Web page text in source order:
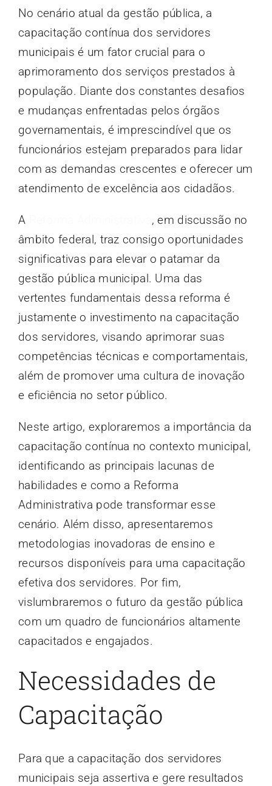
No cenário atual da gestão pública, a
capacitação contínua dos servidores
municipais é um fator crucial para o
aprimoramento dos serviços prestados à
população. Diante dos constantes desafios
e mudanças enfrentadas pelos órgãos
governamentais, é imprescindível que os
funcionários estejam preparados para lidar
com as demandas crescentes e oferecer um
atendimento de excelência aos cidadãos.
A
, em discussão no
âmbito federal, traz consigo oportunidades
significativas para elevar o patamar da
gestão pública municipal. Uma das
vertentes fundamentais dessa reforma é
justamente o investimento na capacitação
dos servidores, visando aprimorar suas
competências técnicas e comportamentais,
além de promover uma cultura de inovação
e eficiência no setor público.
Neste artigo, exploraremos a importância da
capacitação contínua no contexto municipal,
identificando as principais lacunas de
habilidades e como a Reforma
Administrativa pode transformar esse
cenário. Além disso, apresentaremos
metodologias inovadoras de ensino e
recursos disponíveis para uma capacitação
efetiva dos servidores. Por fim,
vislumbraremos o futuro da gestão pública
com um quadro de funcionários altamente
capacitados e engajados.
Necessidades de
Capacitação
Para que a capacitação dos servidores
municipais seja assertiva e gere resultados